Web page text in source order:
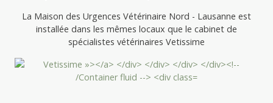
La Maison des Urgences Vétérinaire Nord - Lausanne est
installée dans les mêmes locaux que le cabinet de
spécialistes vétérinaires Vetissime